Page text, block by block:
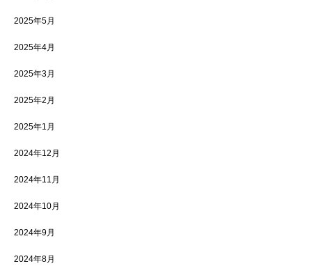
2025年5月
2025年4月
2025年3月
2025年2月
2025年1月
2024年12月
2024年11月
2024年10月
2024年9月
2024年8月